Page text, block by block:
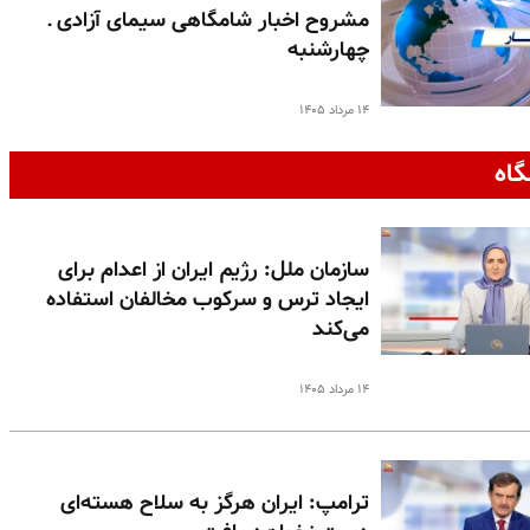
مشروح اخبار شامگاهی سیمای آزادی ـ
چهارشنبه
۱۴ مرداد ۱۴۰۵
سازمان ملل: رژیم ایران از اعدام برای
ایجاد ترس و سرکوب مخالفان استفاده
می‌کند
۱۴ مرداد ۱۴۰۵
ترامپ: ایران هرگز به سلاح هسته‌ای